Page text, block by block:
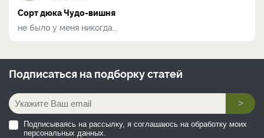
Сорт дюка Чудо-вишня
не было у меня никогда...
Подписаться на подборку статей
>
Подписываясь на рассылку, я соглашаюсь на обработку моих
персональных данных.